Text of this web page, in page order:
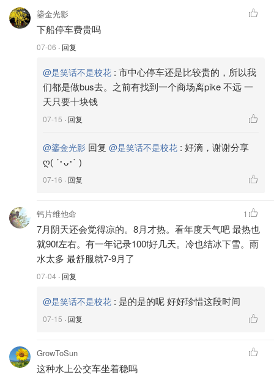
鎏金光影
下船停车费贵吗
07-06 · 回复
@是笑话不是校花 : 市中心停车还是比较贵的，所以我
们都是做bus去。之前有找到一个商场离pike 不远 一
天只要十块钱
07-15 · 回复
@鎏金光影 回复 @是笑话不是校花 : 好滴，谢谢分享
ღ( ´･ᴗ･` )
07-16 · 回复
钙片维他命
7月阴天还会觉得凉的。8月才热。看年度天气吧 最热也
就90f左右。有一年记录100f好几天。冷也结冰下雪。雨
水太多 最舒服就7-9月了
07-04 · 回复
1
@是笑话不是校花 : 是的是的呢 好好珍惜这段时间
07-15 · 回复
GrowToSun
这种水上公交车坐着稳吗